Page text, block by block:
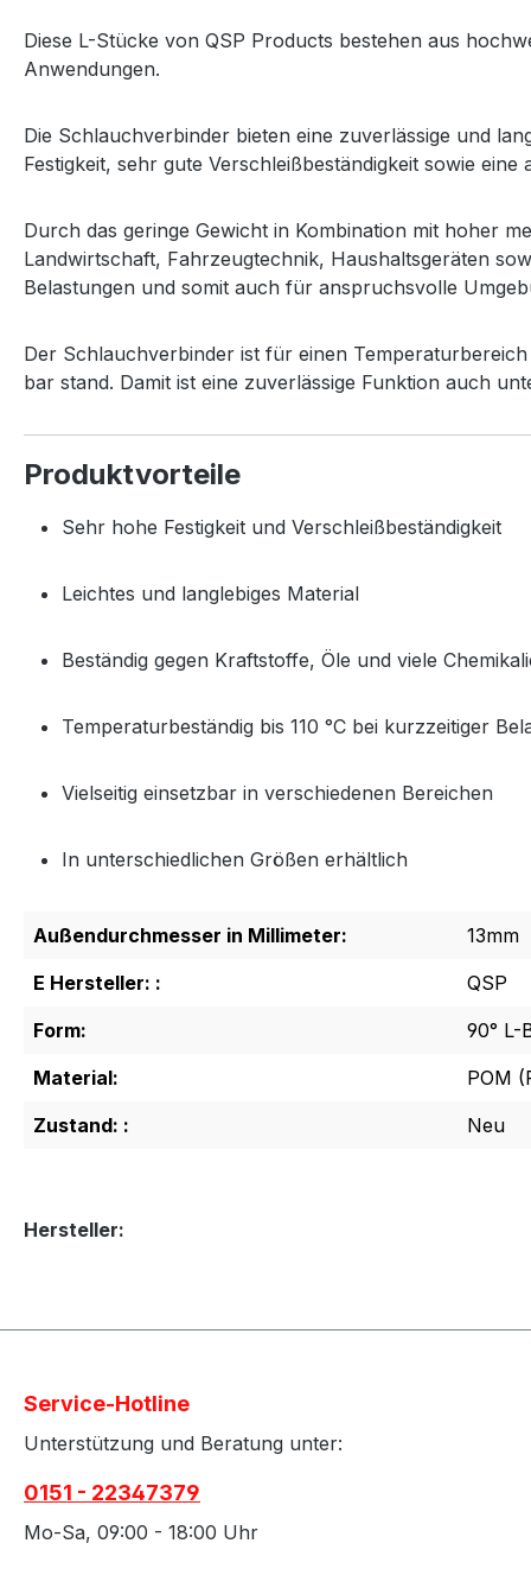
Diese L-Stücke von QSP Products bestehen aus
Anwendungen.
Die Schlauchverbinder bieten eine zuverlässige und
Festigkeit, sehr gute Verschleißbeständigkeit sowie eine
Durch das geringe Gewicht in Kombination mit hoher
Landwirtschaft, Fahrzeugtechnik, Haushaltsgeräten
Belastungen und somit auch für anspruchsvolle
Der Schlauchverbinder ist für einen
bar stand. Damit ist eine zuverlässige Funktion auch
Produktvorteile
Sehr hohe Festigkeit und Verschleißbeständigkeit
Leichtes und langlebiges Material
Beständig gegen Kraftstoffe, Öle und viele
Temperaturbeständig bis 110 °C bei kurzzeitiger
Vielseitig einsetzbar in verschiedenen Bereichen
In unterschiedlichen Größen erhältlich
Außendurchmesser in Millimeter:
13mm
E Hersteller: :
QSP
Form:
90° L-
Material:
POM
Zustand: :
Neu
Hersteller:
Service-Hotline
Unterstützung und Beratung unter:
0151 - 22347379
Mo-Sa, 09:00 - 18:00 Uhr